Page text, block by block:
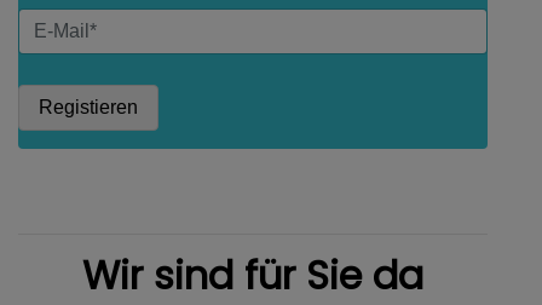
Wir sind für Sie da